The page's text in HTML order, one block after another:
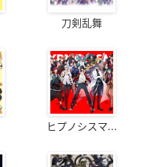
刀剣乱舞
ヒプノシスマ...